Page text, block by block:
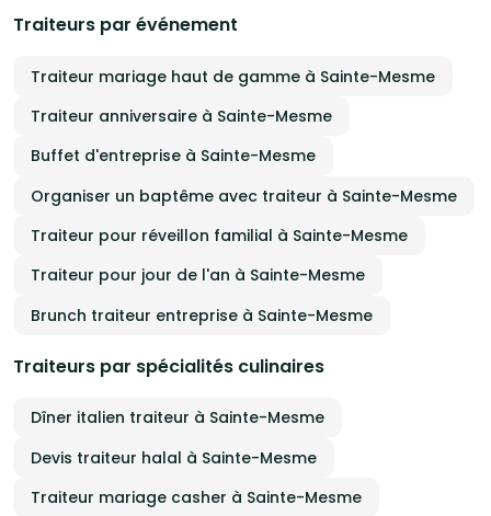
Traiteurs par événement
Traiteur mariage haut de gamme à Sainte-Mesme
Traiteur anniversaire à Sainte-Mesme
Buffet d'entreprise à Sainte-Mesme
Organiser un baptême avec traiteur à Sainte-Mesme
Traiteur pour réveillon familial à Sainte-Mesme
Traiteur pour jour de l'an à Sainte-Mesme
Brunch traiteur entreprise à Sainte-Mesme
Traiteurs par spécialités culinaires
Dîner italien traiteur à Sainte-Mesme
Devis traiteur halal à Sainte-Mesme
Traiteur mariage casher à Sainte-Mesme